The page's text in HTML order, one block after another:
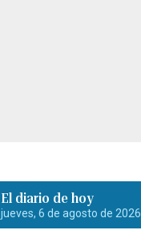
El diario de hoy
jueves, 6 de agosto de 2026